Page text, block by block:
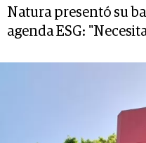
Natura presentó su
agenda ESG: